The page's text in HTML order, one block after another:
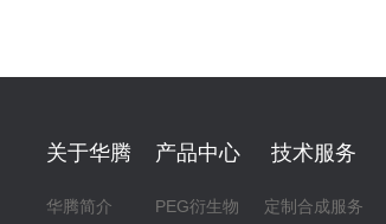
关于华腾
华腾简介
产品中心
PEG衍生物
技术服务
定制合成服务